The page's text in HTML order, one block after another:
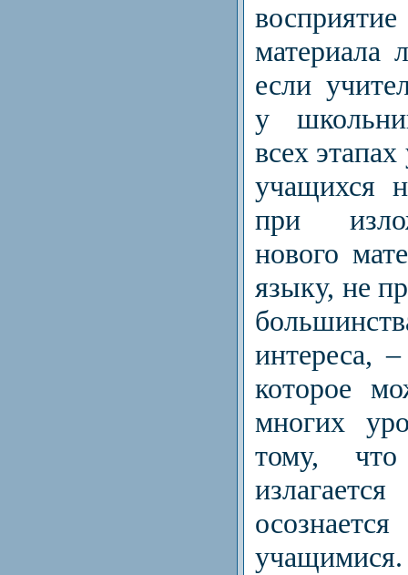
материала
если
у
всех
учащихся
при
нового
языку, не
интереса,
которое
многих
тому,
учащимися.